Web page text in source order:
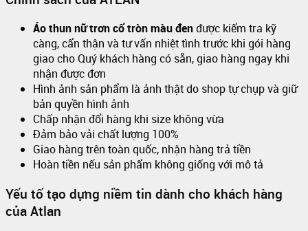
Áo thun nữ trơn cổ tròn màu đenđược kiểm tra kỹ
càng, cẩn thận và tư vấn nhiệt tình trước khi gói hàng
giao cho Quý khách hàng có sẵn, giao hàng ngay khi
nhận được đơn
Hình ảnh sản phẩm là ảnh thật do shop tự chụp và giữ
bản quyền hình ảnh
Chấp nhận đổi hàng khi size không vừa
Đảm bảo vải chất lượng 100%
Giao hàng trên toàn quốc, nhận hàng trả tiền
Hoàn tiền nếu sản phẩm không giống với mô tả
Yếu tố tạo dựng niềm tin dành cho khách hàng
của Atlan